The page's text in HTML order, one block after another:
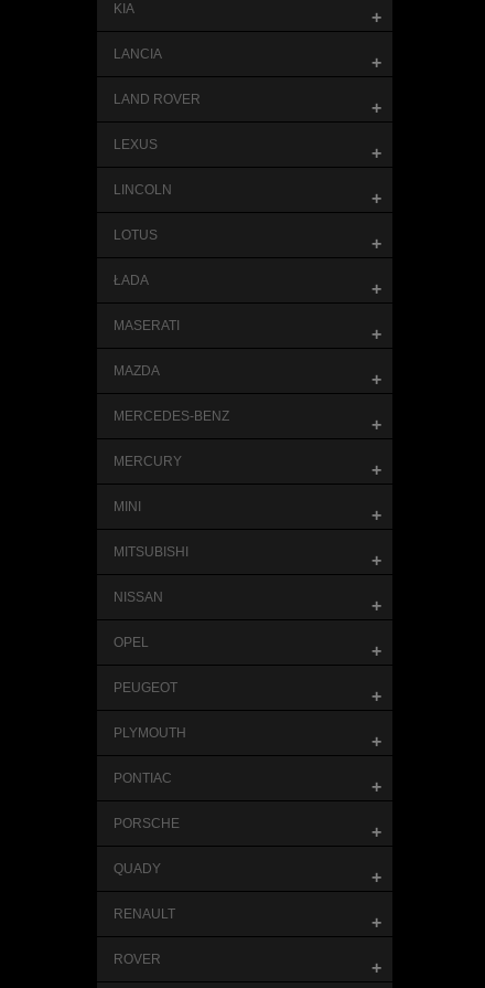
KIA +
LANCIA +
LAND ROVER +
LEXUS +
LINCOLN +
LOTUS +
ŁADA +
MASERATI +
MAZDA +
MERCEDES-BENZ +
MERCURY +
MINI +
MITSUBISHI +
NISSAN +
OPEL +
PEUGEOT +
PLYMOUTH +
PONTIAC +
PORSCHE +
QUADY +
RENAULT +
ROVER +